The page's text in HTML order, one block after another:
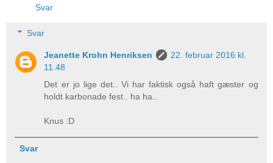
Svar
Svar
Jeanette Krohn Henriksen
22. februar 2016 kl.
11.48
Det er jo lige det.. Vi har faktisk også haft gæster og
holdt karbonade fest.. ha ha..
Knus :D
Svar